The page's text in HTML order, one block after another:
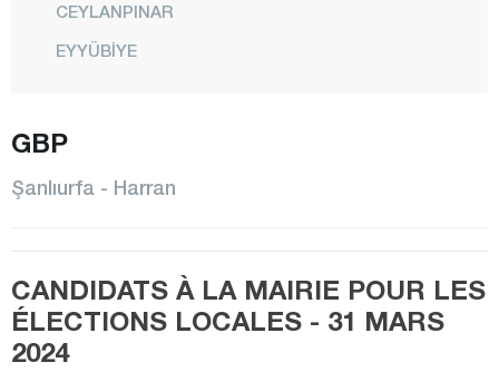
CEYLANPINAR
EYYÜBİYE
HARRAN
KARAKÖPRÜ
SİVEREK
SURUÇ
GBP
Şanlıurfa - Harran
CANDIDATS À LA MAIRIE POUR LES
ÉLECTIONS LOCALES - 31 MARS
2024